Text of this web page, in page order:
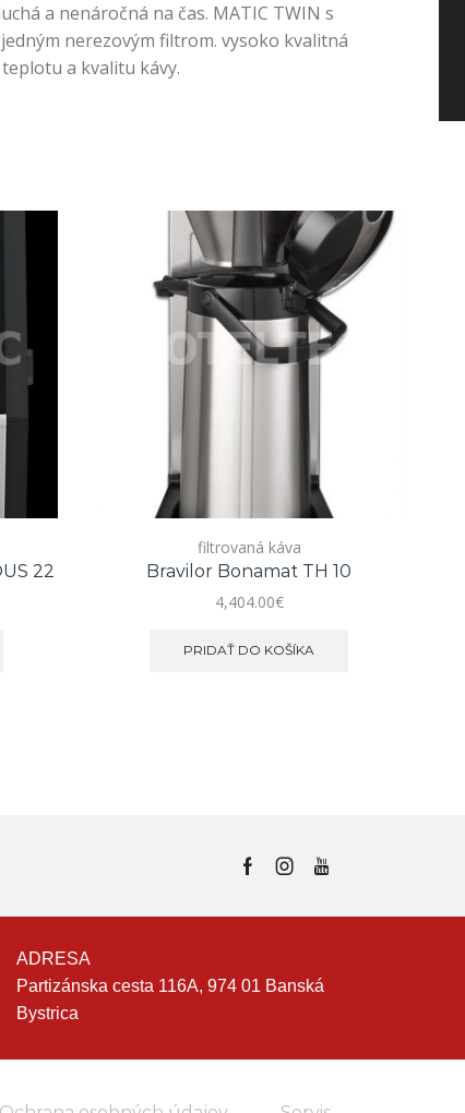
a nenáročná na čas. MATIC TWIN s
nerezovým filtrom. vysoko kvalitná
a kvalitu kávy.
22
filtrovaná káva
Bravilor Bonamat TH 10
4,404.00€
PRIDAŤ DO KOŠÍKA
ADRESA
Partizánska cesta 116A, 974 01 Banská
Bystrica